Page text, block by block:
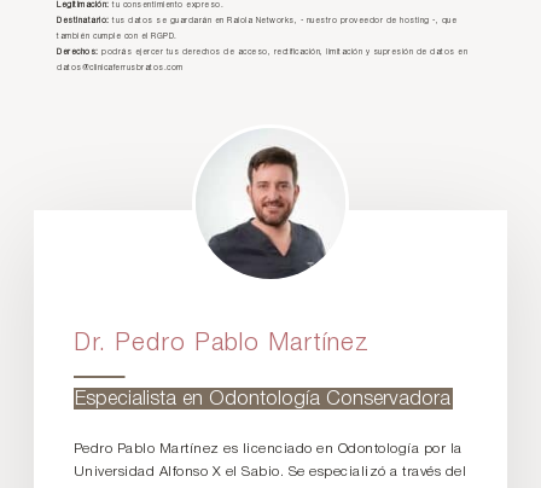
Legitimación: tu consentimiento expreso.
Destinatario: tus datos se guardarán en Raiola Networks, - nuestro proveedor de hosting -, que
también cumple con el RGPD.
Derechos: podrás ejercer tus derechos de acceso, rectificación, limitación y supresión de datos en
datos@clinicaferrusbratos.com
Dr. Pedro Pablo Martínez
Especialista en Odontología Conservadora
Pedro Pablo Martínez es licenciado en Odontología por la
Universidad Alfonso X el Sabio. Se especializó a través del